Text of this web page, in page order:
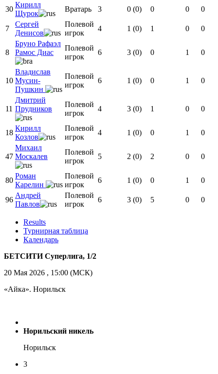
30
Кирилл
Щурок
Вратарь 3 0 (0) 0 0 0
7
Сергей
Денисов
Полевой
игрок
4 1 (0) 1 0 0
8
Бруно Рафаэл
Рамос Диас
Полевой
игрок
6 3 (0) 0 1 0
10
Владислав
Мусин-
Пушкин
Полевой
игрок
6 1 (0) 0 1 0
11
Дмитрий
Прудников
Полевой
игрок
4 3 (0) 1 0 0
18
Кирилл
Козлов
Полевой
игрок
4 1 (0) 0 1 0
47
Михаил
Москалев
Полевой
игрок
5 2 (0) 2 0 0
80
Роман
Карелин
Полевой
игрок
6 1 (0) 0 1 0
96
Андрей
Павлов
Полевой
игрок
6 3 (0) 5 0 0
Results
Турнирная таблица
Календарь
БЕТСИТИ Суперлига, 1/2
20 Мая 2026 , 15:00 (МСК)
«Айка». Норильск
Норильский никель
Норильск
3